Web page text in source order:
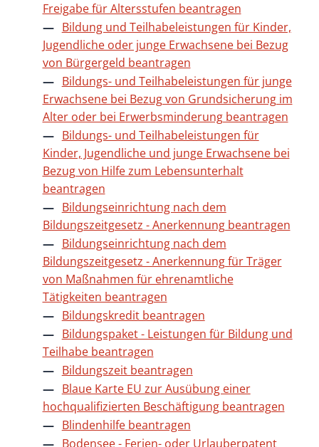
Freigabe für Altersstufen beantragen
Bildung und Teilhabeleistungen für Kinder,
Jugendliche oder junge Erwachsene bei Bezug
von Bürgergeld beantragen
Bildungs- und Teilhabeleistungen für junge
Erwachsene bei Bezug von Grundsicherung im
Alter oder bei Erwerbsminderung beantragen
Bildungs- und Teilhabeleistungen für
Kinder, Jugendliche und junge Erwachsene bei
Bezug von Hilfe zum Lebensunterhalt
beantragen
Bildungseinrichtung nach dem
Bildungszeitgesetz - Anerkennung beantragen
Bildungseinrichtung nach dem
Bildungszeitgesetz - Anerkennung für Träger
von Maßnahmen für ehrenamtliche
Tätigkeiten beantragen
Bildungskredit beantragen
Bildungspaket - Leistungen für Bildung und
Teilhabe beantragen
Bildungszeit beantragen
Blaue Karte EU zur Ausübung einer
hochqualifizierten Beschäftigung beantragen
Blindenhilfe beantragen
Bodensee - Ferien- oder Urlauberpatent